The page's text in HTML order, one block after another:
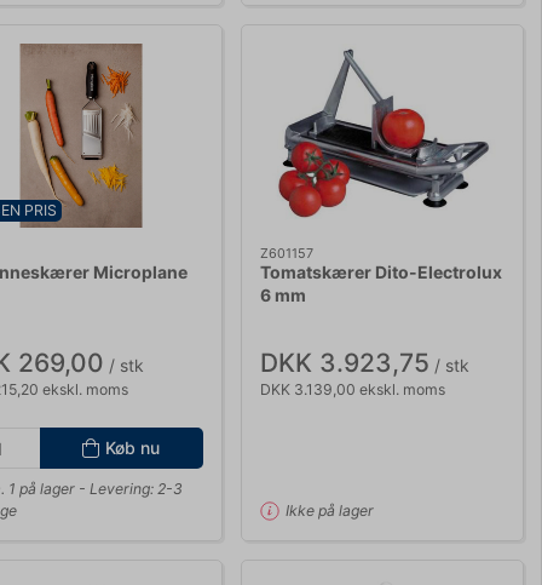
PRIS
Microplane
269,00 / stk
ekskl. moms
Køb nu
1 på lager - Levering: 2-3
Z601157
Tomatskærer Dito-Electrolux
6 mm
DKK 3.923,75 / stk
DKK 3.139,00 ekskl. moms
Ikke på lager